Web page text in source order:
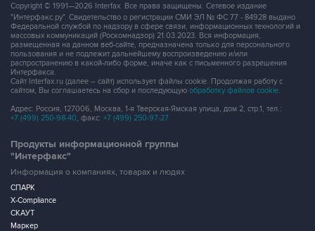
Copyright © 1991—2026 Interfax. Все права защищены. Сетевое издание
"Интерфакс.ру". Свидетельство о регистрации СМИ ЭЛ № ФС 77 - 84928 выдано
Федеральной службой по надзору в сфере связи, информационных технологий и
массовых коммуникаций (Роскомнадзор) 21.03.2023. Вся информация,
размещенная на данном веб-сайте, предназначена только для персонального
пользования и не подлежит дальнейшему воспроизведению и/или
распространению в какой-либо форме, иначе как с письменного разрешения
Интерфакса.
Сайт Interfax.ru (далее – сайт) использует файлы cookie. Продолжая работу с
сайтом, Вы соглашаетесь на сбор и последующую обработку файлов cookie.
Адрес: Россия, 127006, Москва, 1-я Тверская-Ямская улица, дом 2, стр.1, тел.:
+7 (499) 250-98-40, факс: +7 (499) 250-97-27
Продукты информационной группы
"Интерфакс"
Информация о компаниях, товарах и людях
СПАРК
X-Compliance
СКАУТ
Маркер